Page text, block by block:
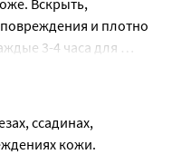
заживляющего
Вскрыть,
и плотно
3-4 часа для
в день и при
ссадинах,
кожи.